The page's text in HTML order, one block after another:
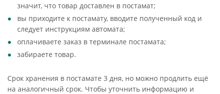
значит, что товар доставлен в постамат;
вы приходите к постамату, вводите полученный код и
следует инструкциям автомата;
оплачиваете заказ в терминале постамата;
забираете товар.
Срок хранения в постамате 3 дня, но можно продлить ещё
на аналогичный срок. Чтобы уточнить информацию и